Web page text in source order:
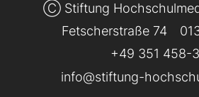
Ⓒ Stiftung
Fetscherstraße 74
+49 351 458-
info@stiftung-